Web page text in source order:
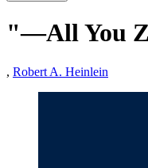
"—All You
, Robert A. Heinlein